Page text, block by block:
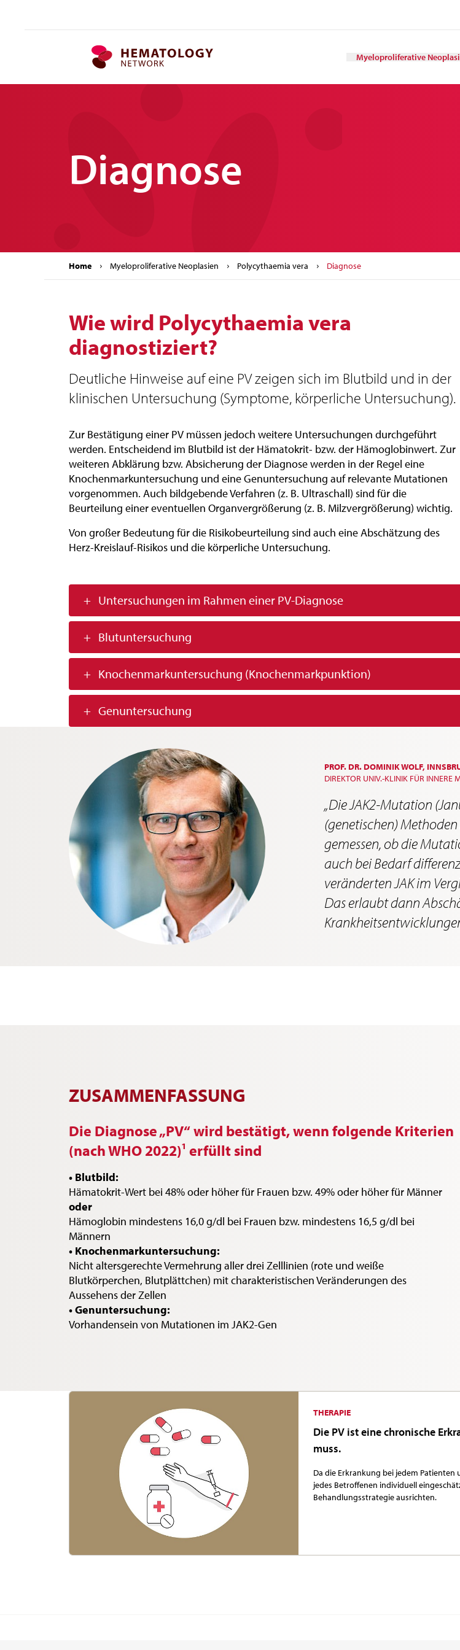
MPN.network Myeloproliferative
Diagnose
Home Myeloproliferative Neoplasien Polycythaemia vera Diagnose
Wie wird Polycythaemia vera
diagnostiziert?
Deutliche Hinweise auf eine PV zeigen sich im Blutbild und in der
klinischen Untersuchung (Symptome, körperliche Untersuchung).
Zur Bestätigung einer PV müssen jedoch weitere Untersuchungen durchgeführt
werden. Entscheidend im Blutbild ist der Hämatokrit- bzw. der Hämoglobinwert. Zur
weiteren Abklärung bzw. Absicherung der Diagnose werden in der Regel eine
Knochenmarkuntersuchung und eine Genuntersuchung auf relevante Mutationen
vorgenommen. Auch bildgebende Verfahren (z. B. Ultraschall) sind für die
Beurteilung einer eventuellen Organvergrößerung (z. B. Milzvergrößerung) wichtig.
Von großer Bedeutung für die Risikobeurteilung sind auch eine Abschätzung des
Herz-Kreislauf-Risikos und die körperliche Untersuchung.
+ Untersuchungen im Rahmen einer PV-Diagnose
+ Blutuntersuchung
+ Knochenmarkuntersuchung (Knochenmarkpunktion)
+ Genuntersuchung
PROF. DR. DOMINIK WOLF,
DIREKTOR UNIV.-KLINIK FÜR INNERE
„Die JAK2-Mutation
(genetischen)
gemessen, ob die
auch bei Bedarf
veränderten JAK im
Das erlaubt dann
ZUSAMMENFASSUNG
Die Diagnose „PV“ wird bestätigt, wenn folgende Kriterien
(nach WHO 2022)¹ erfüllt sind
• Blutbild:
Hämatokrit-Wert bei 48% oder höher für Frauen bzw. 49% oder höher für Männer
oder
Hämoglobin mindestens 16,0 g/dl bei Frauen bzw. mindestens 16,5 g/dl bei
Männern
• Knochenmarkuntersuchung:
Nicht altersgerechte Vermehrung aller drei Zelllinien (rote und weiße
Blutkörperchen, Blutplättchen) mit charakteristischen Veränderungen des
Aussehens der Zellen
• Genuntersuchung:
Vorhandensein von Mutationen im JAK2-Gen
THERAPIE
Die PV ist eine chronische
muss.
Da die Erkrankung bei jedem
jedes Betroffenen individuell
Behandlungsstrategie ausrichten.